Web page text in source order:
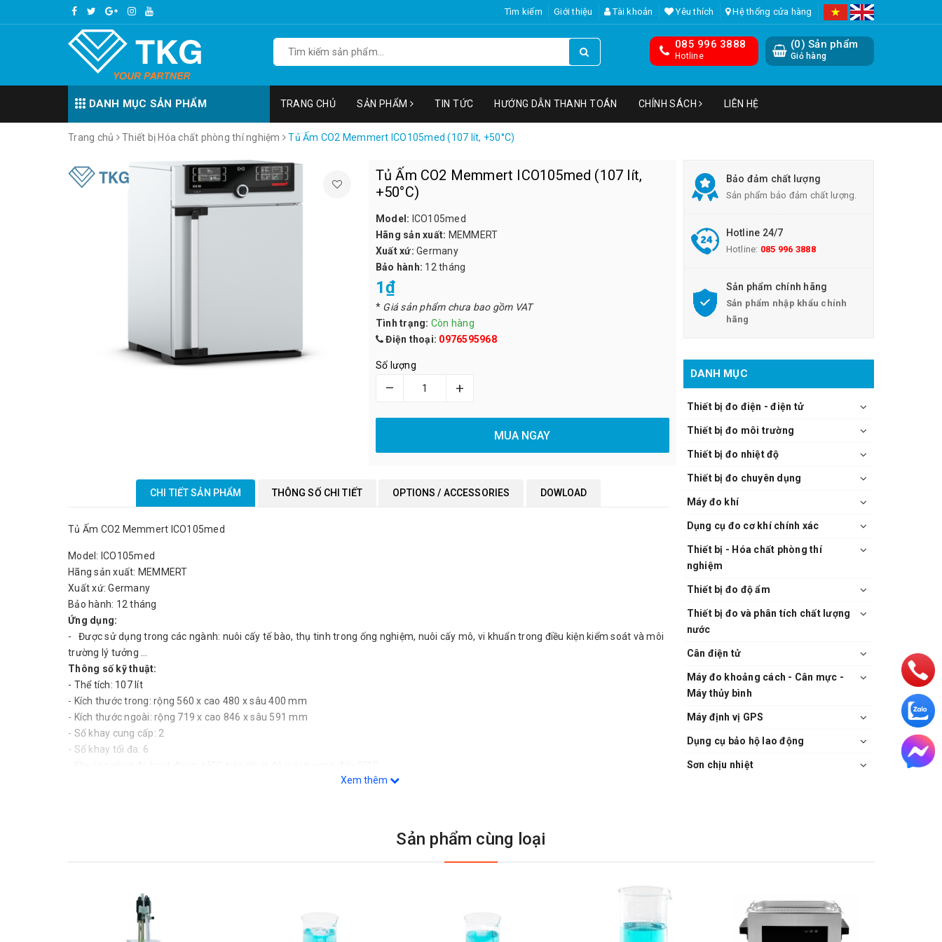
Tìm kiếm Giới thiệu Tài khoản Yêu thích Hệ thống cửa hàng
(0) Sản phẩm
Giỏ hàng
085 996 3888
Hotline
DANH MỤC SẢN PHẨM TRANG CHỦ SẢN PHẨM TIN TỨC HƯỚNG DẪN THANH TOÁN CHÍNH SÁCH LIÊN HỆ
Trang chủ Thiết bị Hóa chất phòng thí nghiệm Tủ Ấm CO2 Memmert ICO105med (107 lít, +50°C)
Tủ Ấm CO2 Memmert ICO105med (107 lít,
+50°C)
Model: ICO105med
Hãng sản xuất: MEMMERT
Xuất xứ: Germany
Bảo hành: 12 tháng
1₫
* Giá sản phẩm chưa bao gồm VAT
Tình trạng: Còn hàng
Điện thoại: 0976595968
Số lượng
– +
MUA NGAY
CHI TIẾT SẢN PHẨM THÔNG SỐ CHI TIẾT OPTIONS / ACCESSORIES DOWLOAD
Tủ Ấm CO2 Memmert ICO105med
Model: ICO105med
Hãng sản xuất: MEMMERT
Xuất xứ: Germany
Bảo hành: 12 tháng
Ứng dụng:
- Được sử dụng trong các ngành: nuôi cấy tế bào, thụ tinh trong ống nghiệm, nuôi cấy mô, vi khuẩn trong điều kiện kiểm soát và môi
trường lý tưởng …
Thông số kỹ thuật:
- Thể tích: 107 lít
- Kích thước trong: rộng 560 x cao 480 x sâu 400 mm
- Kích thước ngoài: rộng 719 x cao 846 x sâu 591 mm
- Số khay cung cấp: 2
- Số khay tối đa: 6
- Chương trình thời gian tiệt trùng: 60 phút tại 180°C (không cần tháo cảm biến độ ẩm)
- Độ thay đổi nhiệt theo thời gian (theo chuẩn DIN 12 880: 2007-05): ± 0.1°C
- Độ thay đổi nhiệt trong buồng tại 370C (theo chuẩn DIN 12 880: 2007-05): ± 0.3°C
- Giới hạn độ ẩm nhờ vào thành phần Peltier, khi khay nước đầy được để vào, thành phần Peltier giới hạn giá trị độ ẩm bên trong ở
- Cài đặt khoảng độ ẩm: 40 - 97% rh và tắt độ ẩm (mua thêm K7)
- Độ chính xác cài đặt: 0.5% rh
- Kiểm soát CO2 bằng điện tử hiện số với hệ thống đầu dò kép cận hồng ngoại cùng với hệ thống tự động chẩn đoán lỗi và chỉ thị báo
Xem thêm
Bảo đảm chất lượng
Sản phẩm bảo đảm chất lượng.
Hotline 24/7
Hotline: 085 996 3888
Sản phẩm chính hãng
Sản phẩm nhập khẩu chính
hãng
DANH MỤC
Thiết bị đo điện - điện tử
Thiết bị đo môi trường
Thiết bị đo nhiệt độ
Thiết bị đo chuyên dụng
Máy đo khí
Dụng cụ đo cơ khí chính xác
Thiết bị - Hóa chất phòng thí
nghiệm
Thiết bị đo độ ẩm
Thiết bị đo và phân tích chất lượng
nước
Cân điện tử
Máy đo khoảng cách - Cân mực -
Máy thủy bình
Máy định vị GPS
Dụng cụ bảo hộ lao động
Sơn chịu nhiệt
Sản phẩm cùng loại